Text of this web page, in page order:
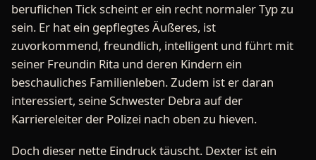
beruflichen Tick scheint er ein recht normaler Typ zu
sein. Er hat ein gepflegtes Äußeres, ist
zuvorkommend, freundlich, intelligent und führt mit
seiner Freundin Rita und deren Kindern ein
beschauliches Familienleben. Zudem ist er daran
interessiert, seine Schwester Debra auf der
Karriereleiter der Polizei nach oben zu hieven.
Doch dieser nette Eindruck täuscht. Dexter ist ein